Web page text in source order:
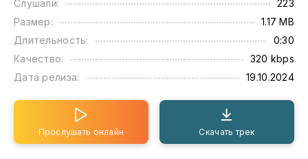
Слушали:
223
Размер:
1.17 MB
Длительность:
0:30
Качество:
320 kbps
Дата релиза:
19.10.2024
Прослушать онлайн Скачать трек